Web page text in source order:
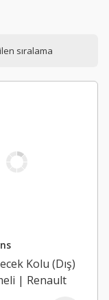
Kolu (Dış)
| Renault